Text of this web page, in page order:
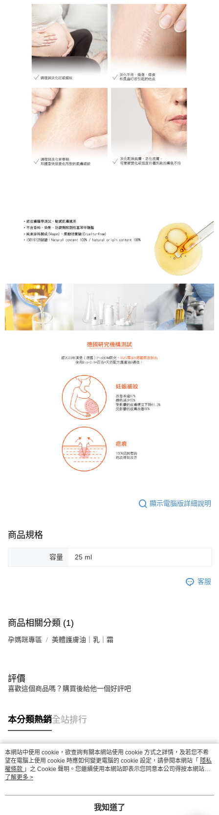
顯示電腦版詳細說明
商品規格
容量 25 ml
客服
商品相關分類 (1)
孕媽咪專區 美體護膚油｜乳｜霜
評價
喜歡這個商品嗎？購買後給他一個好評吧
本分類熱銷全站排行
熱門標籤
本網站中使用 cookie，欲查詢有關本網站使用 cookie 方式之詳情，及若您不希
望在電腦上使用 cookie 時應如何變更電腦的 cookie 設定，請參閱本網站「 隱私
權條款 」之 Cookie 聲明。您繼續使用本網站即表示您同意本公司得按本網站使
用條款之 Cookie 聲明使用 cookie。
了解更多 >
我知道了